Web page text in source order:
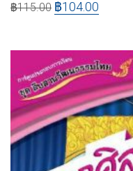
฿115.00 ฿104.00